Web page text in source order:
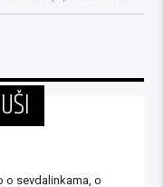
o sevdalinkama, o